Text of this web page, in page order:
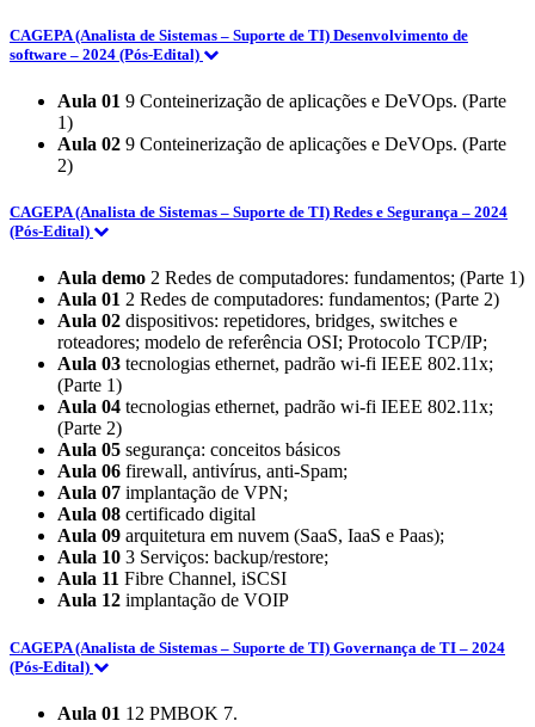
CAGEPA (Analista de Sistemas – Suporte de TI) Desenvolvimento de
software – 2024 (Pós-Edital)
Aula 01 9 Conteinerização de aplicações e DeVOps. (Parte
1)
Aula 02 9 Conteinerização de aplicações e DeVOps. (Parte
2)
CAGEPA (Analista de Sistemas – Suporte de TI) Redes e Segurança – 2024
(Pós-Edital)
Aula demo 2 Redes de computadores: fundamentos; (Parte 1)
Aula 01 2 Redes de computadores: fundamentos; (Parte 2)
Aula 02 dispositivos: repetidores, bridges, switches e
roteadores; modelo de referência OSI; Protocolo TCP/IP;
Aula 03 tecnologias ethernet, padrão wi-fi IEEE 802.11x;
(Parte 1)
Aula 04 tecnologias ethernet, padrão wi-fi IEEE 802.11x;
(Parte 2)
Aula 05 segurança: conceitos básicos
Aula 06 firewall, antivírus, anti-Spam;
Aula 07 implantação de VPN;
Aula 08 certificado digital
Aula 09 arquitetura em nuvem (SaaS, IaaS e Paas);
Aula 10 3 Serviços: backup/restore;
Aula 11 Fibre Channel, iSCSI
Aula 12 implantação de VOIP
CAGEPA (Analista de Sistemas – Suporte de TI) Governança de TI – 2024
(Pós-Edital)
Aula 01 12 PMBOK 7.